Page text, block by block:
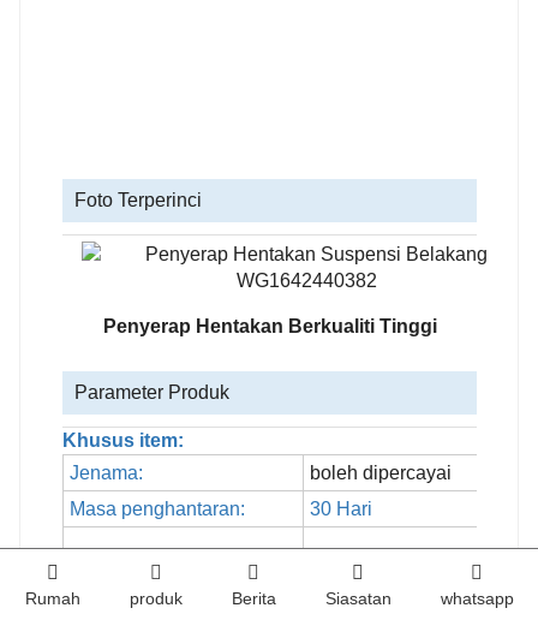
Foto Terperinci
Penyerap Hentakan Berkualiti Tinggi
Parameter Produk
Khusus item:
Jenama:
boleh dipercayai
Masa penghantaran:
30 Hari
Pelabuhan Qingdao,
Model Kereta:
howo
Rumah produk Berita Siasatan whatsapp